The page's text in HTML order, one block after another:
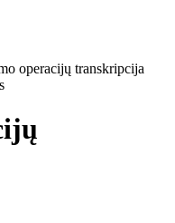
operacijų transkripcija